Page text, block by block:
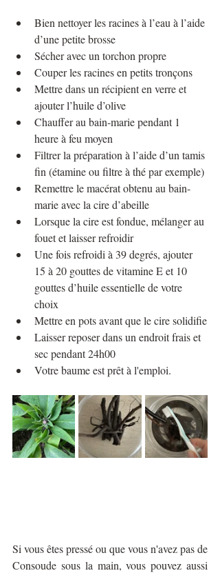
Bien nettoyer les racines à l’eau à l’aide
d’une petite brosse
Sécher avec un torchon propre
Couper les racines en petits tronçons
Mettre dans un récipient en verre et
ajouter l’huile d’olive
Chauffer au bain-marie pendant 1
heure à feu moyen
Filtrer la préparation à l’aide d’un tamis
fin (étamine ou filtre à thé par exemple)
Remettre le macérat obtenu au bain-
marie avec la cire d’abeille
Lorsque la cire est fondue, mélanger au
fouet et laisser refroidir
Une fois refroidi à 39 degrés, ajouter
15 à 20 gouttes de vitamine E et 10
gouttes d’huile essentielle de votre
choix
Mettre en pots avant que le cire solidifie
Laisser reposer dans un endroit frais et
sec pendant 24h00
Votre baume est prêt à l'emploi.
Si vous êtes pressé ou que vous n'avez pas de
Consoude sous la main, vous pouvez aussi